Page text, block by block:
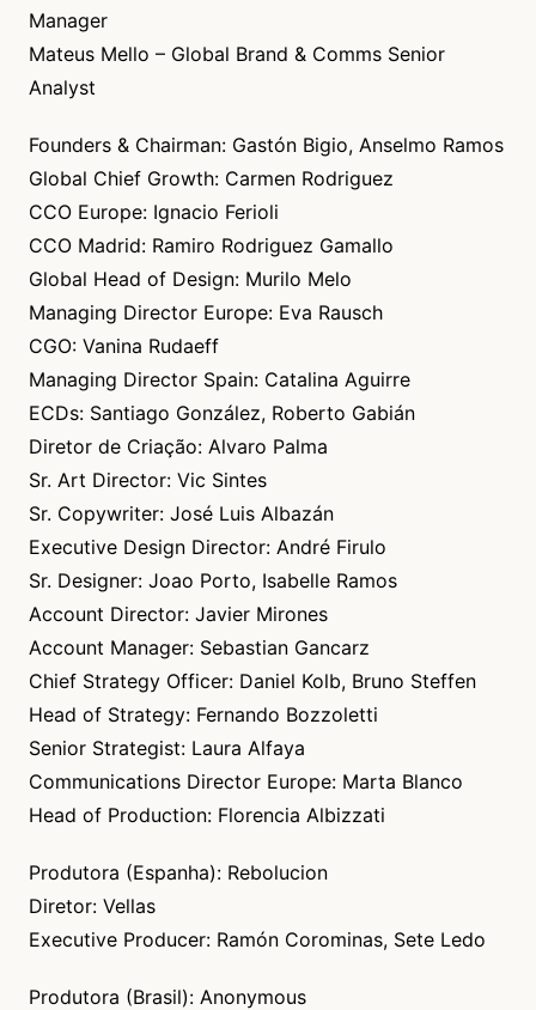
Manager
Mateus Mello – Global Brand & Comms Senior
Analyst
Founders & Chairman: Gastón Bigio, Anselmo Ramos
Global Chief Growth: Carmen Rodriguez
CCO Europe: Ignacio Ferioli
CCO Madrid: Ramiro Rodriguez Gamallo
Global Head of Design: Murilo Melo
Managing Director Europe: Eva Rausch
CGO: Vanina Rudaeff
Managing Director Spain: Catalina Aguirre
ECDs: Santiago González, Roberto Gabián
Diretor de Criação: Alvaro Palma
Sr. Art Director: Vic Sintes
Sr. Copywriter: José Luis Albazán
Executive Design Director: André Firulo
Sr. Designer: Joao Porto, Isabelle Ramos
Account Director: Javier Mirones
Account Manager: Sebastian Gancarz
Chief Strategy Officer: Daniel Kolb, Bruno Steffen
Head of Strategy: Fernando Bozzoletti
Senior Strategist: Laura Alfaya
Communications Director Europe: Marta Blanco
Head of Production: Florencia Albizzati
Produtora (Espanha): Rebolucion
Diretor: Vellas
Executive Producer: Ramón Corominas, Sete Ledo
Produtora (Brasil): Anonymous